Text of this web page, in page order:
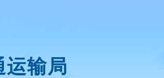
运输局